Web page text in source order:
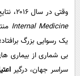
وقتی در سال ۲۰۱۶، نتایج این تحقیقات کارآگاهانه در نشریۀ
Internal Medicine
یک رسوایی بزرگ
بی شماری از بیماری
سراسر جهان، درگیر